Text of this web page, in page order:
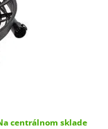
centrálnom sklade